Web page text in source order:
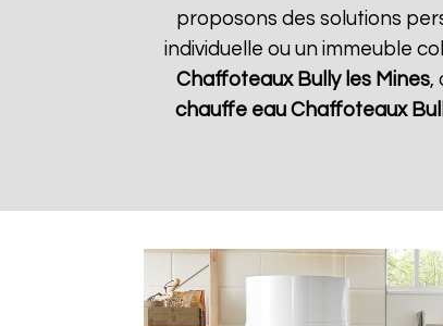
proposons des solutions
individuelle ou un immeuble
Chaffoteaux Bully les Mines,
chauffe eau Chaffoteaux